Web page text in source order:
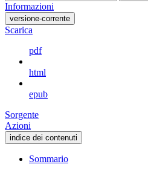
Informazioni
versione-corrente
Scarica
pdf
html
epub
Sorgente
Azioni
indice dei contenuti
Sommario